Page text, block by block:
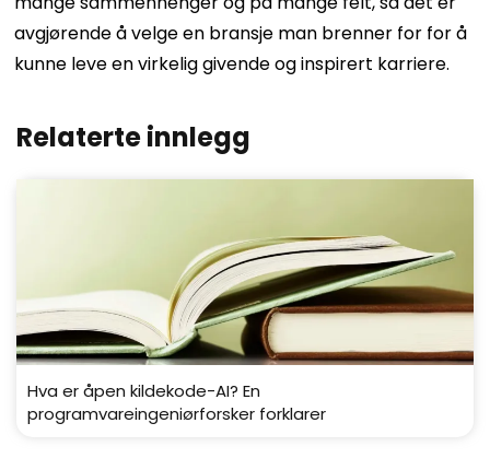
avgjørende å velge en bransje man brenner for for å
kunne leve en virkelig givende og inspirert karriere.
Relaterte innlegg
Hva er åpen kildekode-AI? En
programvareingeniørforsker forklarer